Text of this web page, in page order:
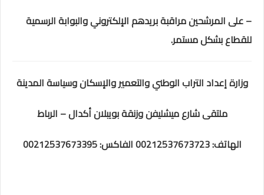
– على المرشحين مراقبة بريدهم الإلكتروني والبوابة الرسمية
للقطاع بشكل مستمر.
وزارة إعداد التراب الوطني والتعمير والإسكان وسياسة المدينة
ملتقى شارع ميشليفن وزنقة بويبلان أكدال – الرباط
الهاتف: 00212537673723 الفاكس: 00212537673395